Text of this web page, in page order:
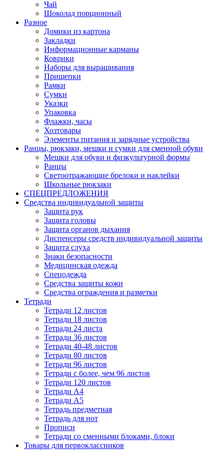
Чай
Шоколад порционный
Разное
Домики из картона
Закладки
Информационные карманы
Коврики
Наборы для выращивания
Прищепки
Рамки
Сумки
Указки
Упаковка
Флажки, часы
Хозтовары
Элементы питания и зарядные устройства
Ранцы, рюкзаки, мешки и сумки для сменной обуви
Мешки для обуви и физкультурной формы
Ранцы
Светоотражающие брелоки и наклейки
Школьные рюкзаки
СПЕЦПРЕДЛОЖЕНИЯ
Средства индивидуальной защиты
Защита рук
Защита головы
Защита органов дыхания
Диспенсеры средств индивидуальной защиты
Защита слуха
Знаки безопасности
Медицинская одежда
Спецодежда
Средства защиты кожи
Средства ограждения и разметки
Тетради
Тетради 12 листов
Тетради 18 листов
Тетради 24 листа
Тетради 36 листов
Тетради 40-48 листов
Тетради 80 листов
Тетради 96 листов
Тетради с более, чем 96 листов
Тетради 120 листов
Тетради А4
Тетради А5
Тетрадь предметная
Тетрадь для нот
Прописи
Тетради со сменными блоками, блоки
Товары для первоклассников